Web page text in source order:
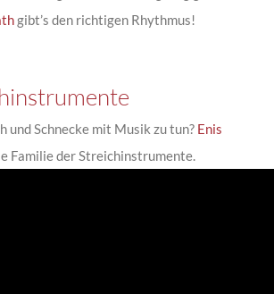
gibt’s den richtigen Rhythmus!
und Schnecke mit Musik zu tun? Enis
Familie der Streichinstrumente.